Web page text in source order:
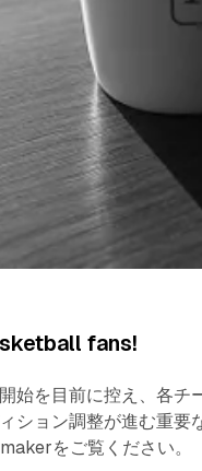
fans!
始を目前に控え、各チ
ション調整が進む重
をご覧ください。